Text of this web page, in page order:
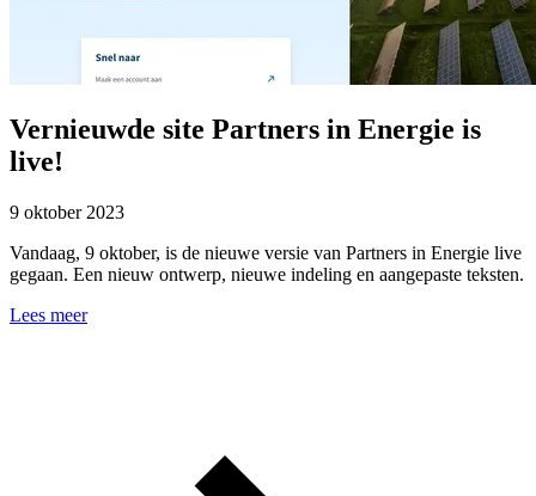
Vernieuwde site Partners in Energie is
live!
9 oktober 2023
Vandaag, 9 oktober, is de nieuwe versie van Partners in Energie live
gegaan. Een nieuw ontwerp, nieuwe indeling en aangepaste teksten.
Lees meer